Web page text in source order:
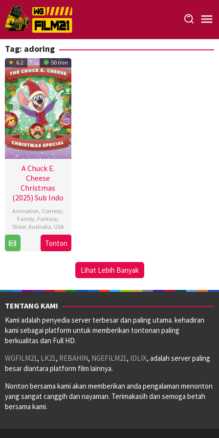
Loncat
ke
konten
Tag: adoring
6.2 50 min
A Chuck E.
Cheese
Christmas
(2025) Sub Indo
Animation Comedy,
Family, Fantasy,
Slider, Australia USA
Nov
Steve
Trenbirth
Tonton
Lihat Lebih Banyak
TENTANG KAMI
Kami adalah penyedia server terbesar dan paling utama. kehadiran
kami sebagai platform untuk memberikan tontonan paling
berkualitas dan Full HD.
WGFILM21, LK21, REBAHIN, NGEFILM21, IDLIX, adalah server paling
besar diantara platform film lainnya.
Nonton bersama kami akan memberikan anda pengalaman menonton
yang sangat canggih dan nayaman. Terimakasih dan semoga betah
bersama kami.